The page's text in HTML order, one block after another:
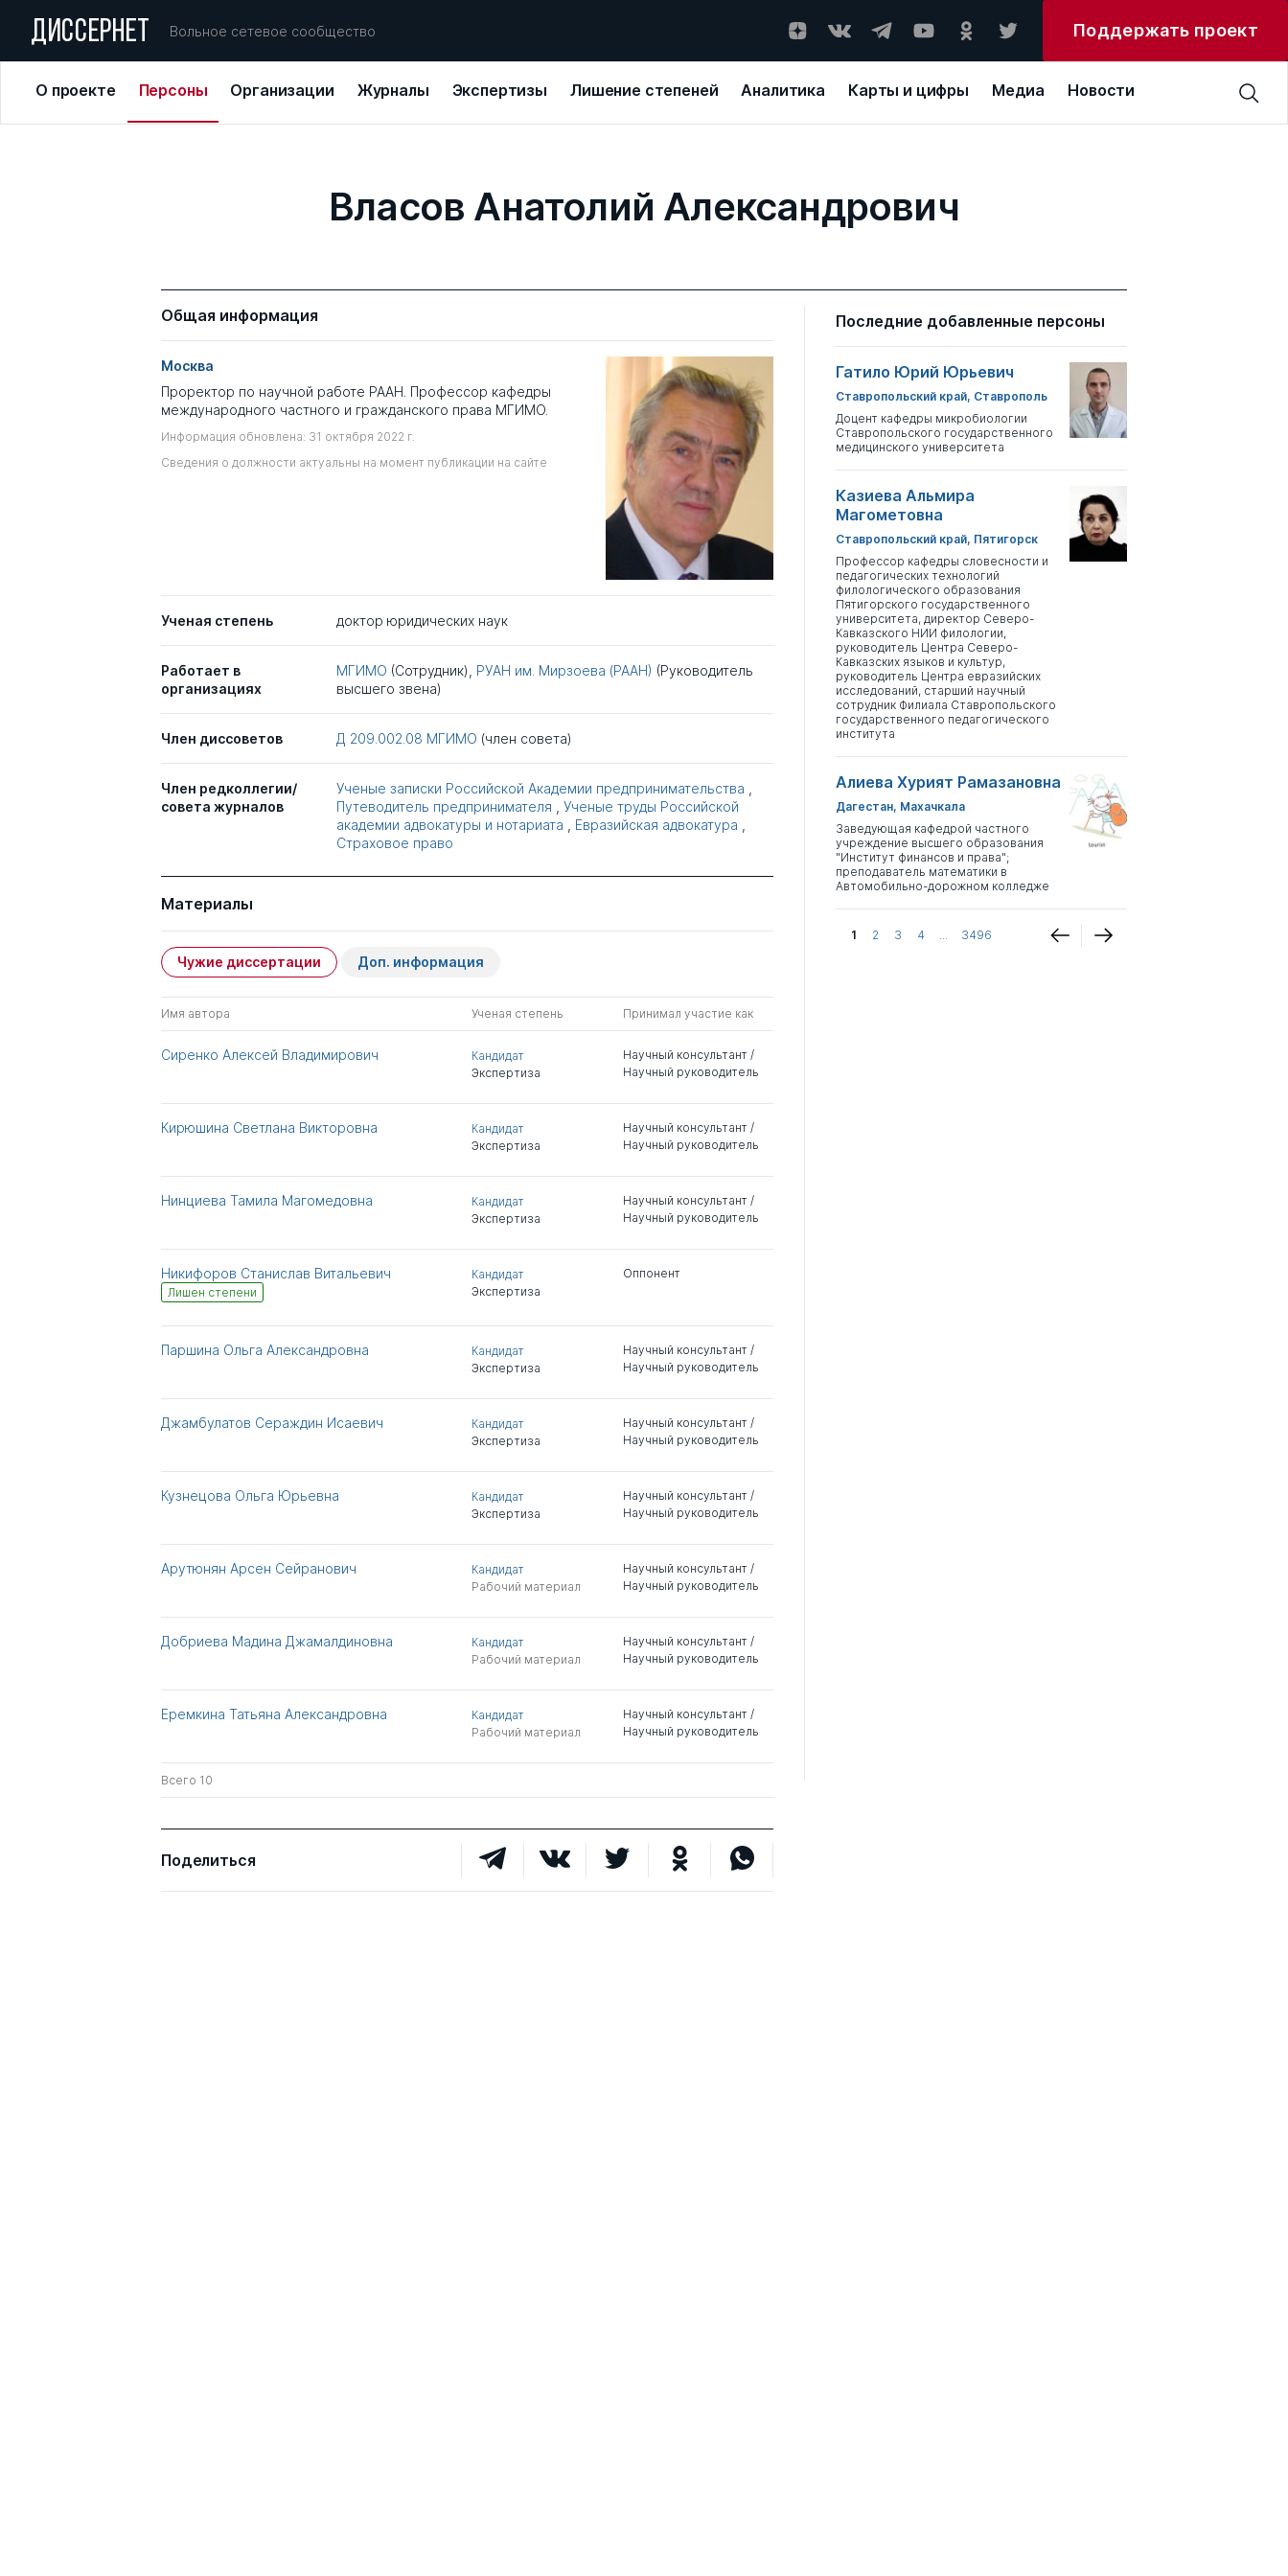
ДИССЕРНЕТ Вольное сетевое сообщество Поддержать проект
О проекте Персоны Организации Журналы Экспертизы Лишение степеней Аналитика Карты и цифры Медиа Новости
Власов Анатолий Александрович
Общая информация
Москва
Проректор по научной работе РААН. Профессор кафедры
международного частного и гражданского права МГИМО.
Информация обновлена: 31 октября 2022 г.
Сведения о должности актуальны на момент публикации на сайте
Ученая степень доктор юридических наук
Работает в
организациях
МГИМО (Сотрудник), РУАН им. Мирзоева (РААН) (Руководитель
высшего звена)
Член диссоветов Д 209.002.08 МГИМО (член совета)
Член редколлегии/
совета журналов
Ученые записки Российской Академии предпринимательства
Путеводитель предпринимателя
Ученые труды Российской
академии адвокатуры и нотариата
Евразийская адвокатура
Страховое право
Материалы
Чужие диссертации Доп. информация
Имя автора Ученая степень Принимал участие как
Сиренко Алексей Владимирович
Кандидат
Экспертиза
Научный консультант /
Научный руководитель
Кирюшина Светлана Викторовна
Кандидат
Экспертиза
Научный консультант /
Научный руководитель
Нинциева Тамила Магомедовна
Кандидат
Экспертиза
Научный консультант /
Научный руководитель
Никифоров Станислав Витальевич
Лишен степени
Кандидат
Экспертиза
Оппонент
Паршина Ольга Александровна
Кандидат
Экспертиза
Научный консультант /
Научный руководитель
Джамбулатов Сераждин Исаевич
Кандидат
Экспертиза
Научный консультант /
Научный руководитель
Кузнецова Ольга Юрьевна
Кандидат
Экспертиза
Научный консультант /
Научный руководитель
Арутюнян Арсен Сейранович
Кандидат
Рабочий материал
Научный консультант /
Научный руководитель
Добриева Мадина Джамалдиновна
Кандидат
Рабочий материал
Научный консультант /
Научный руководитель
Еремкина Татьяна Александровна
Кандидат
Рабочий материал
Научный консультант /
Научный руководитель
Всего 10
Поделиться
Последние добавленные персоны
Гатило Юрий Юрьевич
Ставропольский край, Ставрополь
Доцент кафедры микробиологии
Ставропольского государственного
медицинского университета
Казиева Альмира
Магометовна
Ставропольский край, Пятигорск
Профессор кафедры словесности и
педагогических технологий
филологического образования
Пятигорского государственного
университета, директор Северо-
Кавказского НИИ филологии,
руководитель Центра Северо-
Кавказских языков и культур,
руководитель Центра евразийских
исследований, старший научный
сотрудник Филиала Ставропольского
государственного педагогического
института
Алиева Хурият Рамазановна
Дагестан, Махачкала
Заведующая кафедрой частного
учреждение высшего образования
"Институт финансов и права";
преподаватель математики в
Автомобильно-дорожном колледже
1 2 3 4 ... 3496